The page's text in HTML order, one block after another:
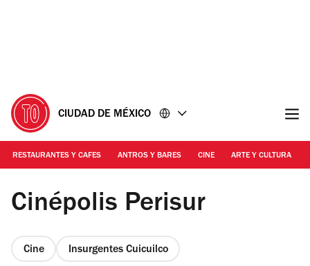
CIUDAD DE MÉXICO
RESTAURANTES Y CAFES ANTROS Y BARES CINE ARTE Y CULTURA
Foto: Ricardo Escamilla
Cinépolis Perisur
Cine Insurgentes Cuicuilco